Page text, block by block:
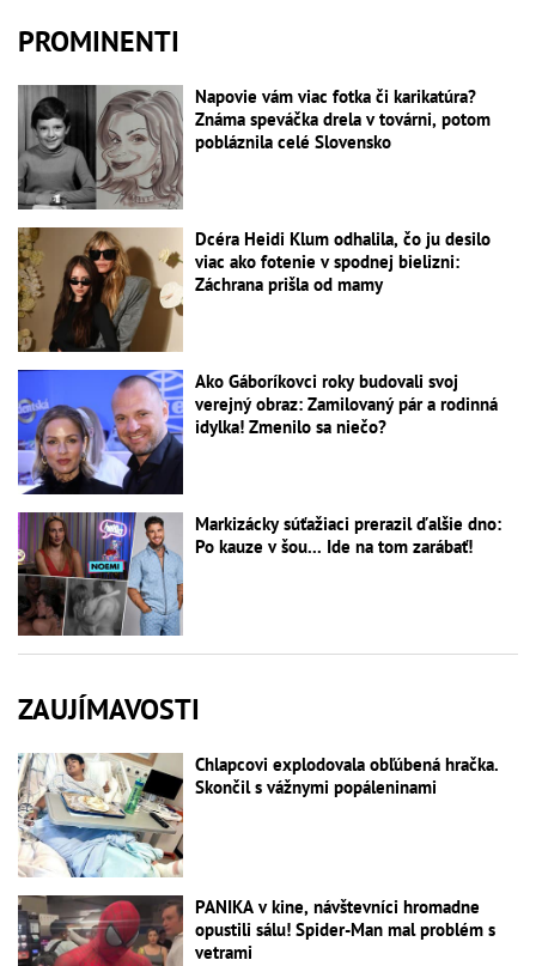
PROMINENTI
Napovie vám viac fotka či karikatúra?
Známa speváčka drela v továrni, potom
pobláznila celé Slovensko
Dcéra Heidi Klum odhalila, čo ju desilo
viac ako fotenie v spodnej bielizni:
Záchrana prišla od mamy
Ako Gáboríkovci roky budovali svoj
verejný obraz: Zamilovaný pár a rodinná
idylka! Zmenilo sa niečo?
Markizácky súťažiaci prerazil ďalšie dno:
Po kauze v šou... Ide na tom zarábať!
ZAUJÍMAVOSTI
Chlapcovi explodovala obľúbená hračka.
Skončil s vážnymi popáleninami
PANIKA v kine, návštevníci hromadne
opustili sálu! Spider-Man mal problém s
vetrami